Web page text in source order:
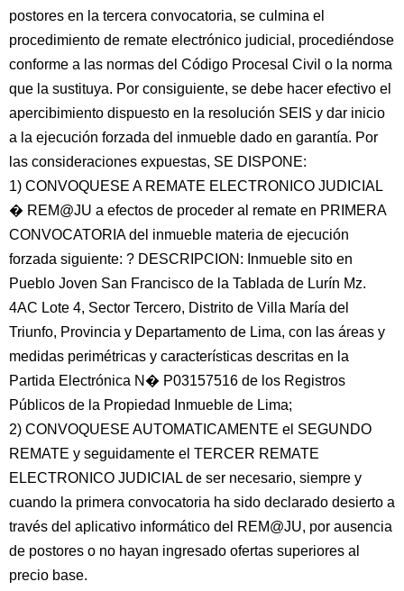
postores en la tercera convocatoria, se culmina el
procedimiento de remate electrónico judicial, procediéndose
conforme a las normas del Código Procesal Civil o la norma
que la sustituya. Por consiguiente, se debe hacer efectivo el
apercibimiento dispuesto en la resolución SEIS y dar inicio
a la ejecución forzada del inmueble dado en garantía. Por
las consideraciones expuestas, SE DISPONE:
1) CONVOQUESE A REMATE ELECTRONICO JUDICIAL
� REM@JU a efectos de proceder al remate en PRIMERA
CONVOCATORIA del inmueble materia de ejecución
forzada siguiente: ? DESCRIPCION: Inmueble sito en
Pueblo Joven San Francisco de la Tablada de Lurín Mz.
4AC Lote 4, Sector Tercero, Distrito de Villa María del
Triunfo, Provincia y Departamento de Lima, con las áreas y
medidas perimétricas y características descritas en la
Partida Electrónica N� P03157516 de los Registros
Públicos de la Propiedad Inmueble de Lima;
2) CONVOQUESE AUTOMATICAMENTE el SEGUNDO
REMATE y seguidamente el TERCER REMATE
ELECTRONICO JUDICIAL de ser necesario, siempre y
cuando la primera convocatoria ha sido declarado desierto a
través del aplicativo informático del REM@JU, por ausencia
de postores o no hayan ingresado ofertas superiores al
precio base.